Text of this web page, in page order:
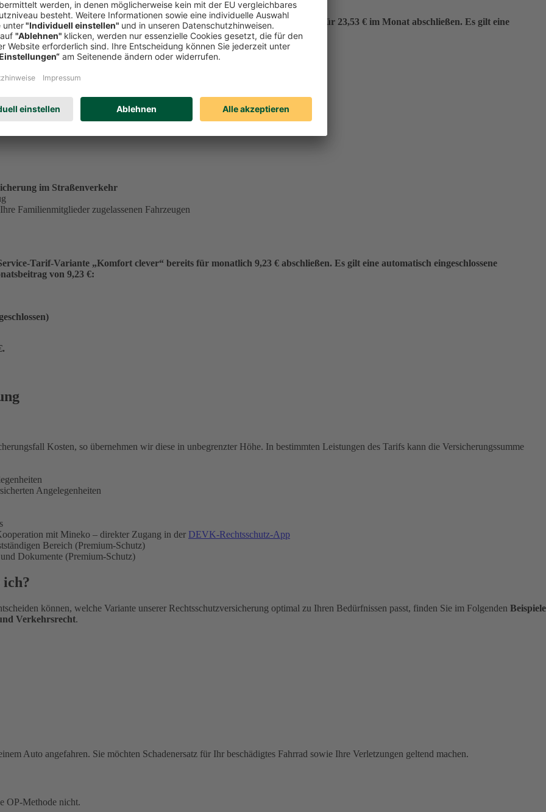
tätiger Single in der Service-Tarif-Variante „Komfort clever“ bereits für 23,53 € im Monat abschließen. Es gilt eine
für einen Monatsbeitrag von 23,53 €:
.
im Straßenverkehr
Familienmitglieder zugelassenen Fahrzeugen
Tarif-Variante „Komfort clever“ bereits für monatlich 9,23 € abschließen. Es gilt eine automatisch eingeschlossene
von 9,23 €:
.
Kosten, so übernehmen wir diese in unbegrenzter Höhe. In bestimmten Leistungen des Tarifs kann die Versicherungssumme
Angelegenheiten
mit Mineko – direkter Zugang in der DEVK-Rechtsschutz-App
Bereich (Premium-Schutz)
Dokumente (Premium-Schutz)
ich?
können, welche Variante unserer Rechtsschutzversicherung optimal zu Ihren Bedürfnissen passt, finden Sie im Folgenden Beispiele
Verkehrsrecht.
Auto angefahren. Sie möchten Schadenersatz für Ihr beschädigtes Fahrrad sowie Ihre Verletzungen geltend machen.
OP-Methode nicht.